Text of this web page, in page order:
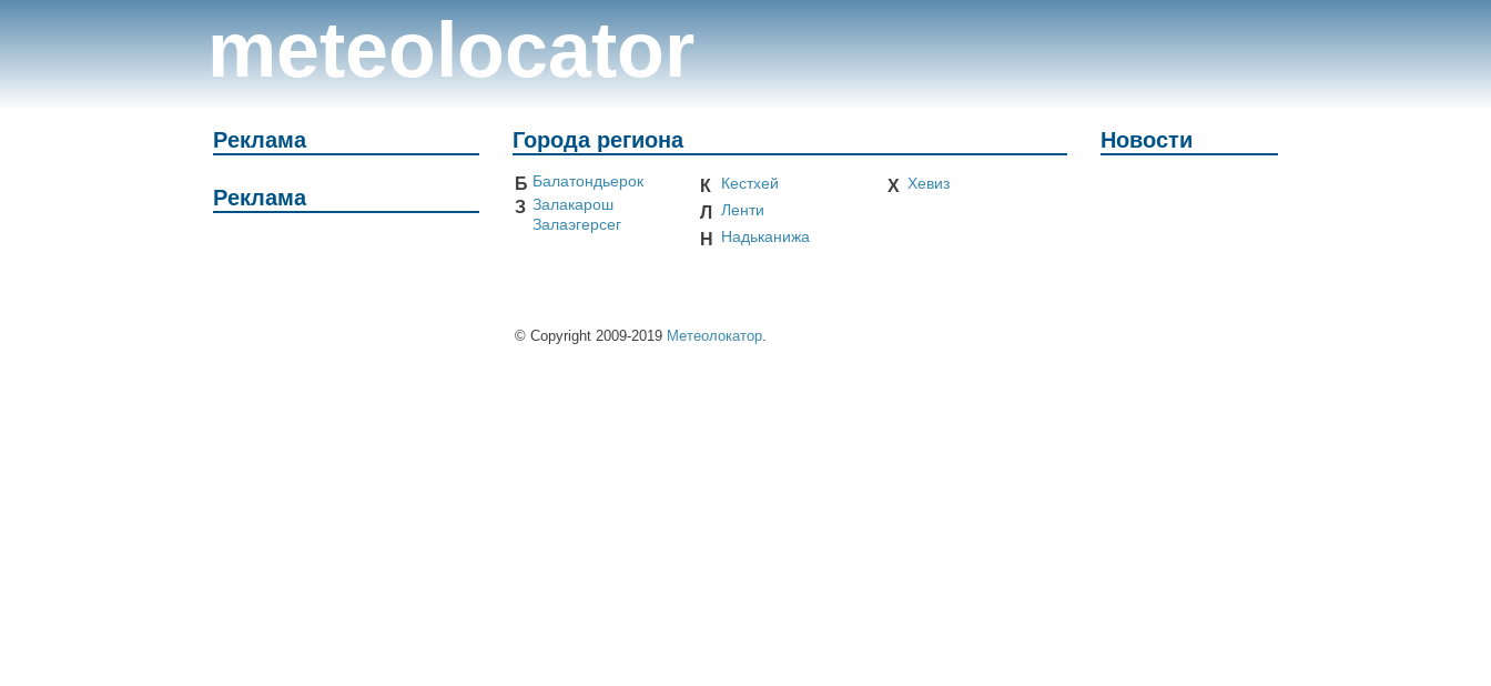
meteolocator
Реклама
Реклама
Города региона
Б Балатондьерок
З Залакарош
Залаэгерсег
К Кестхей
Л Ленти
Н Надьканижа
Х Хевиз
© Copyright 2009-2019 Метеолокатор.
Новости